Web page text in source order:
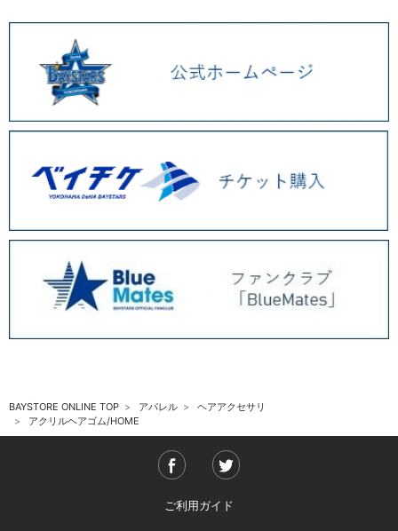
BAYSTORE ONLINE TOP アパレル
ヘアアクセサリ
アクリルヘアゴム/HOME
ご利用ガイド